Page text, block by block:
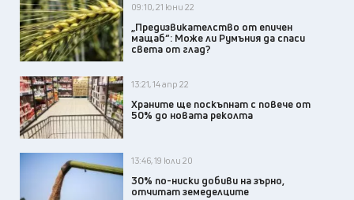
09:10, 21 юни 22
„Предизвикателство от епичен
мащаб“: Може ли Румъния да спаси
света от глад?
13:21, 14 апр 22
Храните ще поскъпнат с повече от
50% до новата реколта
13:46, 19 юли 20
30% по-ниски добиви на зърно,
отчитат земеделците